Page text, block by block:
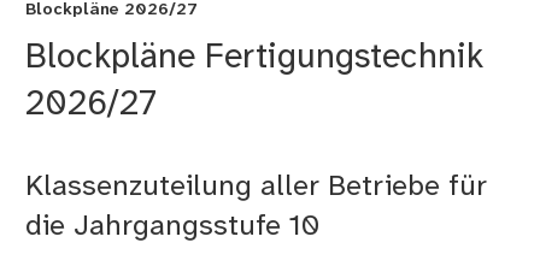
Blockpläne 2026/27
Blockpläne Fertigungstechnik
2026/27
Klassenzuteilung aller Betriebe für
die Jahrgangsstufe 10